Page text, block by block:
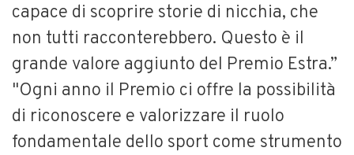
capace di scoprire storie di nicchia, che
non tutti racconterebbero. Questo è il
grande valore aggiunto del Premio Estra.”
"Ogni anno il Premio ci offre la possibilità
di riconoscere e valorizzare il ruolo
fondamentale dello sport come strumento